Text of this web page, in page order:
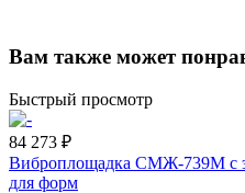
Вам также может
Быстрый просмотр
84 273 ₽
Виброплощадка СМЖ-739М с
для форм